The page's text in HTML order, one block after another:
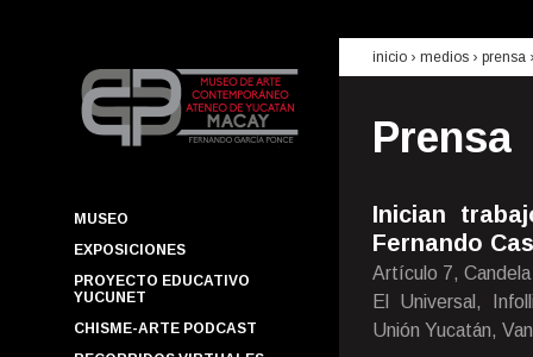
MUSEO
EXPOSICIONES
PROYECTO EDUCATIVO
YUCUNET
CHISME-ARTE PODCAST
inicio › medios › prensa
Prensa
Inician
Fernando
Artículo 7,
El Universal,
Unión Yucatán,